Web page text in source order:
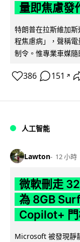
量即焦慮發
特朗普在拉斯維加
程焦慮病」，聲稱
制令。惟專業車媒
386 151 ↗
人工智能
Lawton 12 小時
微軟刪走
為 8GB
Copilot+ 門
Microsoft 被發現靜